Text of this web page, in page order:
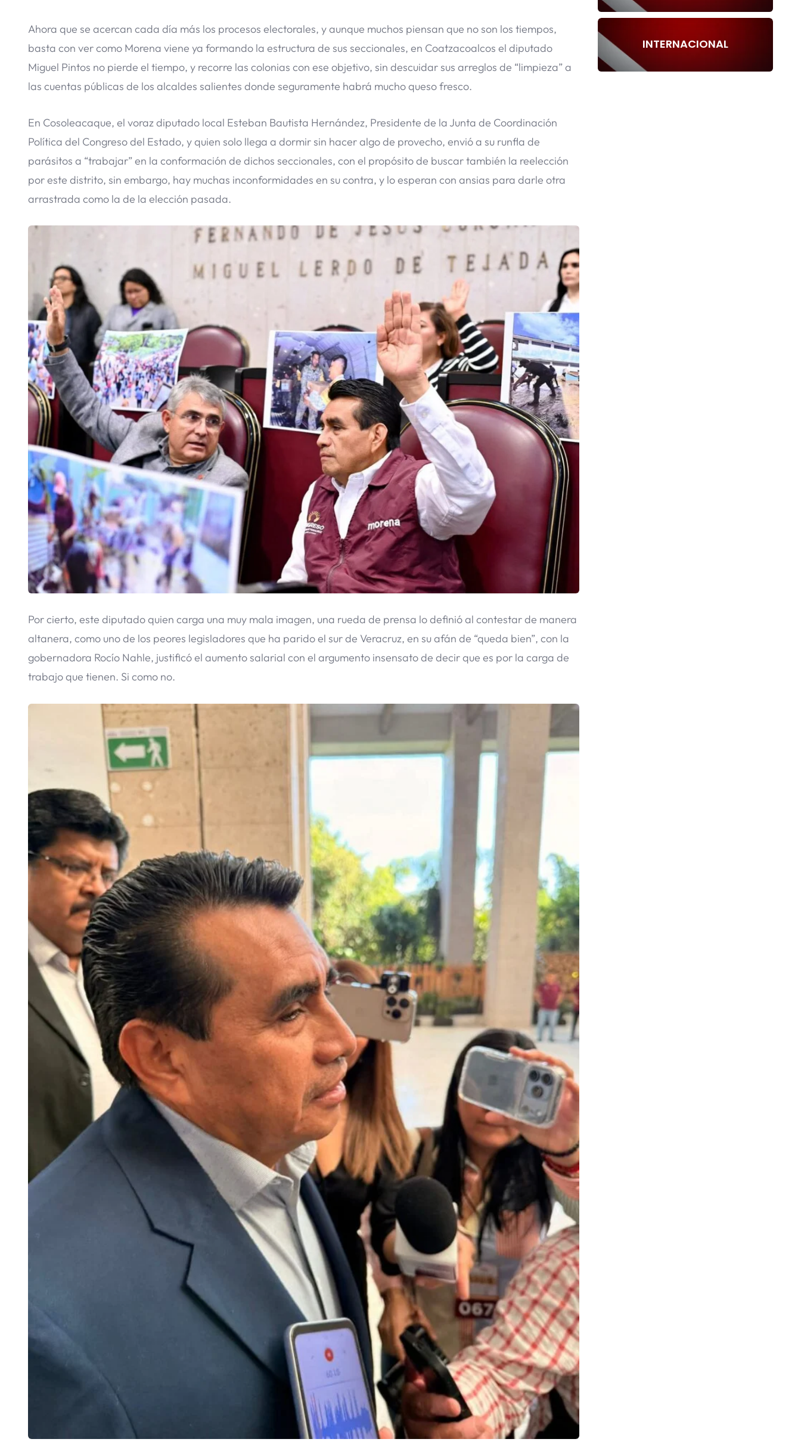
Ahora que se acercan cada día más los procesos electorales, y aunque muchos piensan que no son los tiempos,
basta con ver como Morena viene ya formando la estructura de sus seccionales, en Coatzacoalcos el diputado
Miguel Pintos no pierde el tiempo, y recorre las colonias con ese objetivo, sin descuidar sus arreglos de “limpieza” a
las cuentas públicas de los alcaldes salientes donde seguramente habrá mucho queso fresco.
En Cosoleacaque, el voraz diputado local Esteban Bautista Hernández, Presidente de la Junta de Coordinación
Política del Congreso del Estado, y quien solo llega a dormir sin hacer algo de provecho, envió a su runfla de
parásitos a “trabajar” en la conformación de dichos seccionales, con el propósito de buscar también la reelección
por este distrito, sin embargo, hay muchas inconformidades en su contra, y lo esperan con ansias para darle otra
arrastrada como la de la elección pasada.
Por cierto, este diputado quien carga una muy mala imagen, una rueda de prensa lo definió al contestar de manera
altanera, como uno de los peores legisladores que ha parido el sur de Veracruz, en su afán de “queda bien”, con la
gobernadora Rocío Nahle, justificó el aumento salarial con el argumento insensato de decir que es por la carga de
trabajo que tienen. Si como no.
INTERNACIONAL